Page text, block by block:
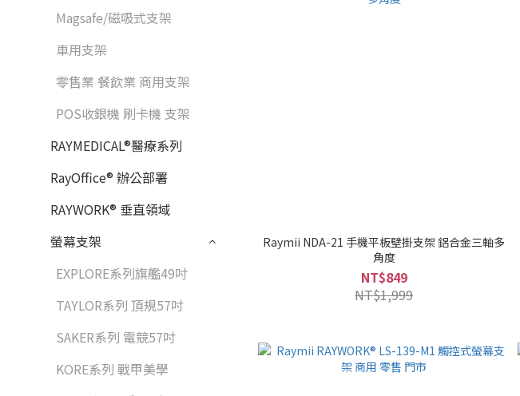
Magsafe/磁吸式支架
車用支架
零售業 餐飲業 商用支架
POS收銀機 刷卡機 支架
RAYMEDICAL®醫療系列
RayOffice® 辦公部署
RAYWORK® 垂直領域
螢幕支架
EXPLORE系列旗艦49吋
TAYLOR系列 頂規57吋
SAKER系列 電競57吋
KORE系列 戰甲美學
Raymii NDA-21 手機平板壁掛支架 鋁合金三軸多
角度
NT$849
NT$1,999